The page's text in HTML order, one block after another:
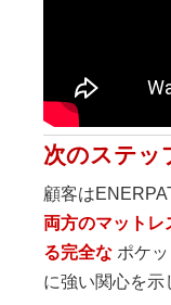
次のステッ
顧客は
両方のマットレ
る完全な ポケ
に強い関心を示